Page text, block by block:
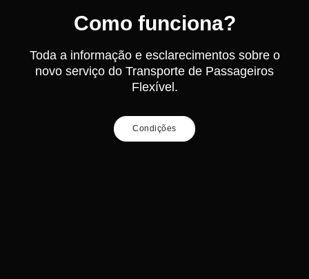
Como funciona?
Toda a informação e esclarecimentos sobre o
novo serviço do Transporte de Passageiros
Flexível.
Condições